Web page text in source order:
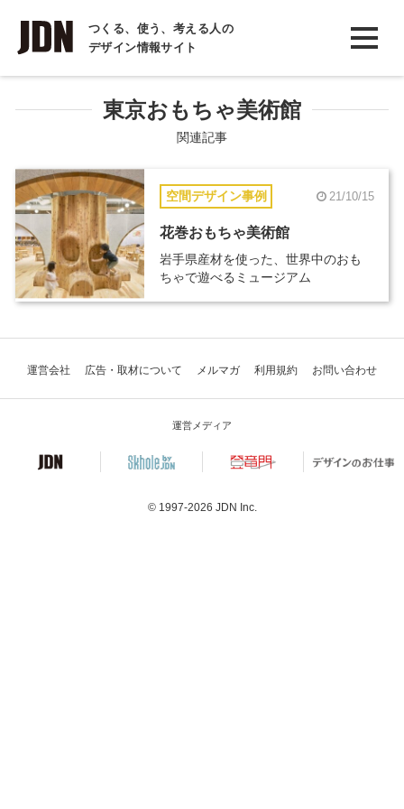
つくる、使う、考える人の
デザイン情報サイト
INTERVIEW
インタビュー
REPORT
COLUMN
コラム
東京おもちゃ美術館
関連記事
空間デザイン事例 21/10/15
花巻おもちゃ美術館
岩手県産材を使った、世界中のおも
ちゃで遊べるミュージアム
運営会社 広告・取材について メルマガ 利用規約 お問い合わせ
運営メディア
© 1997-2026 JDN Inc.